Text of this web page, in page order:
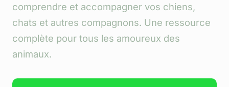
comprendre et accompagner vos chiens,
chats et autres compagnons. Une ressource
complète pour tous les amoureux des
animaux.